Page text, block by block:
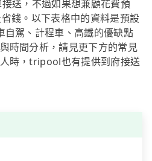
送，不過如果想兼顧花費預
錢。以下表格中的資料是預設
自駕、計程車、高鐵的優缺點
時間分析，請見更下方的常見
時，tripool也有提供到府接送